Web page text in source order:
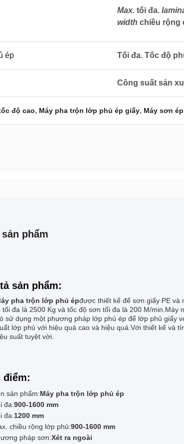
Max. tối đa.
width chiều rộng
ép Tối đa. Tốc độ
Công suất sản
độ cao, Máy pha trộn lớp phủ ép giấy, Máy sơn
phẩm
sản phẩm:
pha trộn lớp phủ épđược thiết kế để sơn giấy PE
tối đa là 2500 Kg và tốc độ sơn tối đa là 200 M/
sử dụng một phương pháp lớp phủ ép để lớp phủ giấy
lớp phủ với hiệu quả cao và hiệu quả.Với thiết kế và
suất tuyệt vời.
điểm:
sản phẩm:Máy pha trộn lớp phủ ép
đa. 900-1600 mm
đa. 1200 mm
chiều rộng lớp phủ:900-1600 mm
pháp sơn:Xét ra ngoài